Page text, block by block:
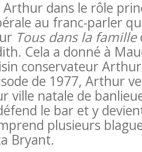
Arthur dans le rôle
au franc-parler
Tous dans la famille
Cela a donné à
conservateur
de 1977, Arthur
ville natale de
le bar et y
plusieurs
Bryant.